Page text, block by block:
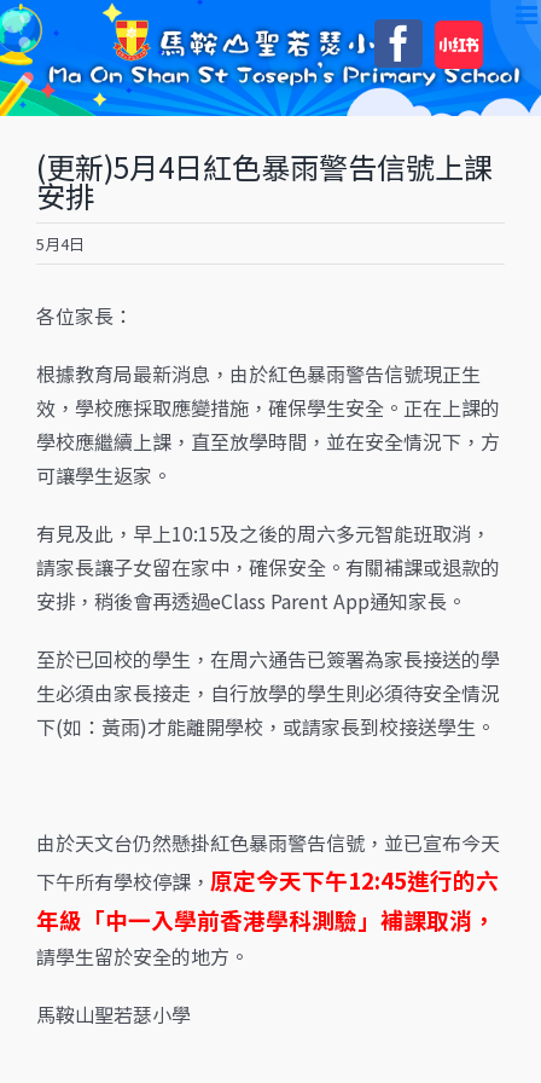
Skip
to
content
自
訂
(更新)5月4日紅色暴雨警告信號上課
安排
5月4日
各位家長：
根據教育局最新消息，由於紅色暴雨警告信號現正生
效，學校應採取應變措施，確保學生安全。正在上課的
學校應繼續上課，直至放學時間，並在安全情況下，方
可讓學生返家。
有見及此，早上10:15及之後的周六多元智能班取消，
請家長讓子女留在家中，確保安全。有關補課或退款的
安排，稍後會再透過eClass Parent App通知家長。
至於已回校的學生，在周六通告已簽署為家長接送的學
生必須由家長接走，自行放學的學生則必須待安全情況
下(如：黃雨)才能離開學校，或請家長到校接送學生。
由於天文台仍然懸掛紅色暴雨警告信號，並已宣布今天
下午所有學校停課， 原定今天下午12:45進行的六
年級「中一入學前香港學科測驗」補課取消，
請學生留於安全的地方。
馬鞍山聖若瑟小學